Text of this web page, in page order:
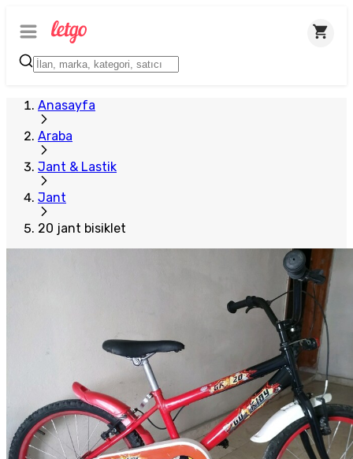
Anasayfa
Araba
Jant & Lastik
Jant
20 jant bisiklet